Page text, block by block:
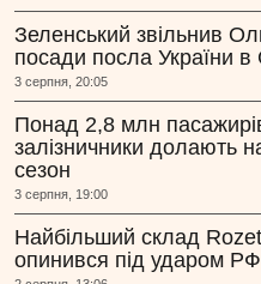
Зеленський звільнив
посади посла України
3 серпня, 20:05
Понад 2,8 млн
залізничники долають
сезон
3 серпня, 19:00
Найбільший склад
опинився під ударом РФ